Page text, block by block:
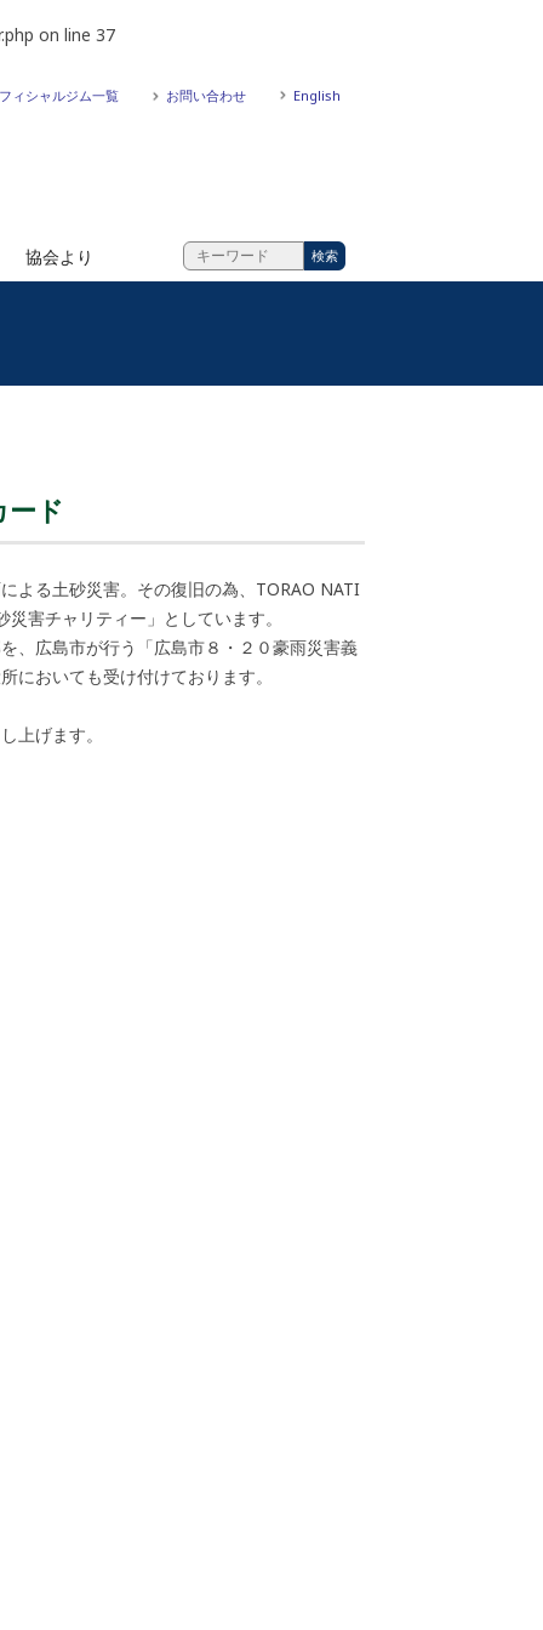
on line 37
ィシャルジム一覧 お問い合わせ English
協会より
ード
よる土砂災害。その復旧の為、TORAO NATI
害チャリティー」としています。
、広島市が行う「広島市８・２０豪雨災害義
においても受け付けております。
上げます。